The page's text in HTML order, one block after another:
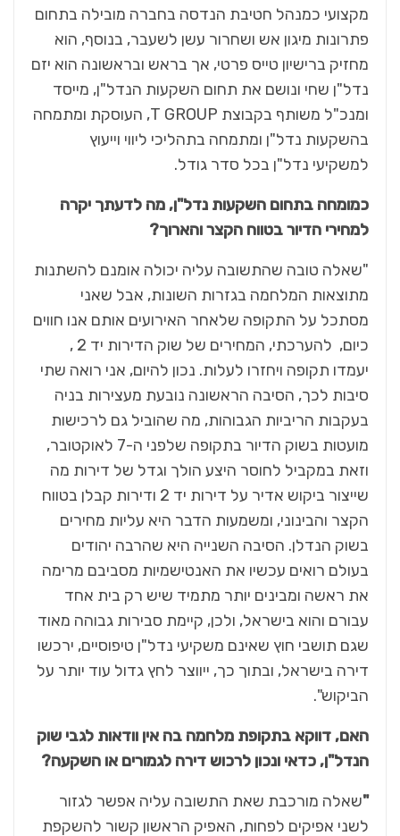
מקצועי כמנהל חטיבת הנדסה בחברה מובילה בתחום
פתרונות מיגון אש ושחרור עשן לשעבר, בנוסף, הוא
מחזיק ברישיון טייס פרטי, אך בראש ובראשונה הוא יזם
נדל"ן שחי ונושם את תחום השקעות הנדל"ן, מייסד
ומנכ"ל משותף בקבוצת T GROUP, העוסקת ומתמחה
בהשקעות נדל"ן ומתמחה בתהליכי ליווי וייעוץ
למשקיעי נדל"ן בכל סדר גודל.
כמומחה בתחום השקעות נדל"ן, מה לדעתך יקרה
למחירי הדיור בטווח הקצר והארוך?
"שאלה טובה שהתשובה עליה יכולה אומנם להשתנות
מתוצאות המלחמה בגזרות השונות, אבל שאני
מסתכל על התקופה שלאחר האירועים אותם אנו חווים
כיום, להערכתי, המחירים של שוק הדירות יד 2 ,
יעמדו תקופה ויחזרו לעלות. נכון להיום, אני רואה שתי
סיבות לכך, הסיבה הראשונה נובעת מעצירות בניה
בעקבות הריביות הגבוהות, מה שהוביל גם לרכישות
מועטות בשוק הדיור בתקופה שלפני ה-7 לאוקטובר,
וזאת במקביל לחוסר היצע הולך וגדל של דירות מה
שייצור ביקוש אדיר על דירות יד 2 ודירות קבלן בטווח
הקצר והבינוני, ומשמעות הדבר היא עליות מחירים
בשוק הנדלן. הסיבה השנייה היא שהרבה יהודים
בעולם רואים עכשיו את האנטישמיות מסביבם מרימה
את ראשה ומבינים יותר מתמיד שיש רק בית אחד
עבורם והוא בישראל, ולכן, קיימת סבירות גבוהה מאוד
שגם תושבי חוץ שאינם משקיעי נדל"ן טיפוסיים, ירכשו
דירה בישראל, ובתוך כך, ייווצר לחץ גדול עוד יותר על
הביקוש".
האם, דווקא בתקופת מלחמה בה אין וודאות לגבי שוק
הנדל"ן, כדאי ונכון לרכוש דירה לגמורים או השקעה?
"שאלה מורכבת שאת התשובה עליה אפשר לגזור
לשני אפיקים לפחות, האפיק הראשון קשור להשקפת